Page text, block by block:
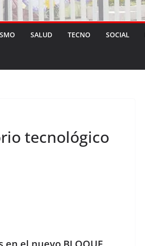
SALUD TECNO SOCIAL
tecnológico